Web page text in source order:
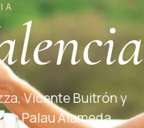
Vicente Buitrón y
Palau Alameda.